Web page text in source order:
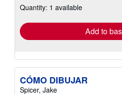
shipping
Quantity: 1 available
Add to
CÓMO DIBUJAR
Spicer, Jake